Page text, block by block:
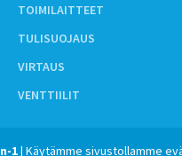
TOIMILAITTEET
TULISUOJAUS
VIRTAUS
VENTTIILIT
1| Käytämme sivustollamme